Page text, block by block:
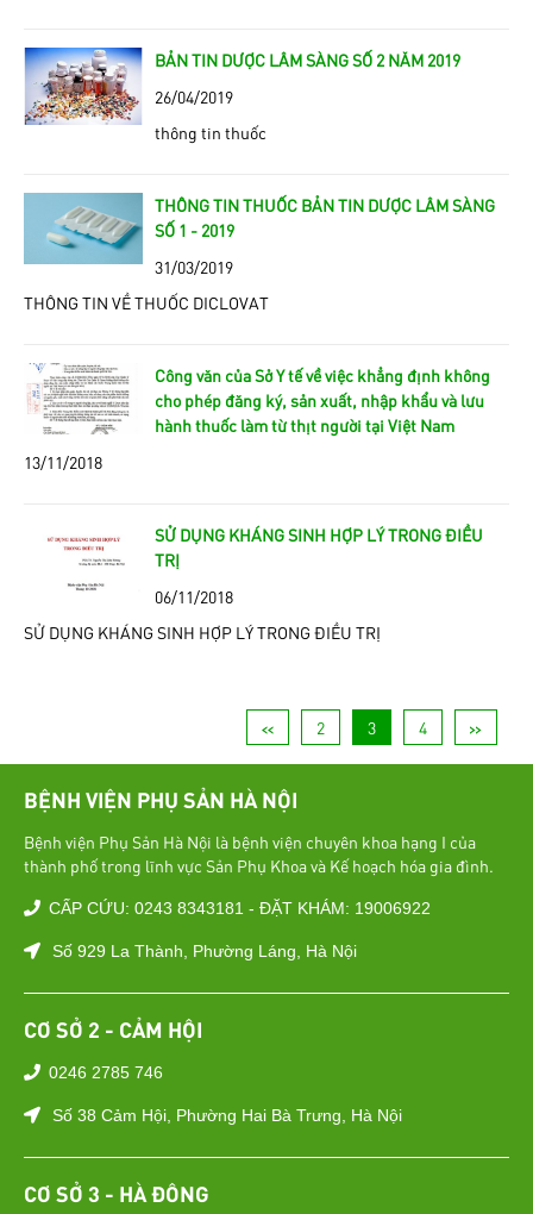
BẢN TIN DƯỢC LÂM SÀNG SỐ 2 NĂM 2019
26/04/2019
thông tin thuốc
THÔNG TIN THUỐC BẢN TIN DƯỢC LÂM SÀNG
SỐ 1 - 2019
31/03/2019
THÔNG TIN VỀ THUỐC DICLOVAT
Công văn của Sở Y tế về việc khẳng định không
cho phép đăng ký, sản xuất, nhập khẩu và lưu
hành thuốc làm từ thịt người tại Việt Nam
13/11/2018
SỬ DỤNG KHÁNG SINH HỢP LÝ TRONG ĐIỀU
TRỊ
06/11/2018
SỬ DỤNG KHÁNG SINH HỢP LÝ TRONG ĐIỀU TRỊ
<< 2 3 4 >>
BỆNH VIỆN PHỤ SẢN HÀ NỘI
Bệnh viện Phụ Sản Hà Nội là bệnh viện chuyên khoa hạng I của
thành phố trong lĩnh vực Sản Phụ Khoa và Kế hoạch hóa gia đình.
CẤP CỨU: 0243 8343181 - ĐẶT KHÁM: 19006922
Số 929 La Thành, Phường Láng, Hà Nội
CƠ SỞ 2 - CẢM HỘI
0246 2785 746
Số 38 Cảm Hội, Phường Hai Bà Trưng, Hà Nội
CƠ SỞ 3 - HÀ ĐÔNG